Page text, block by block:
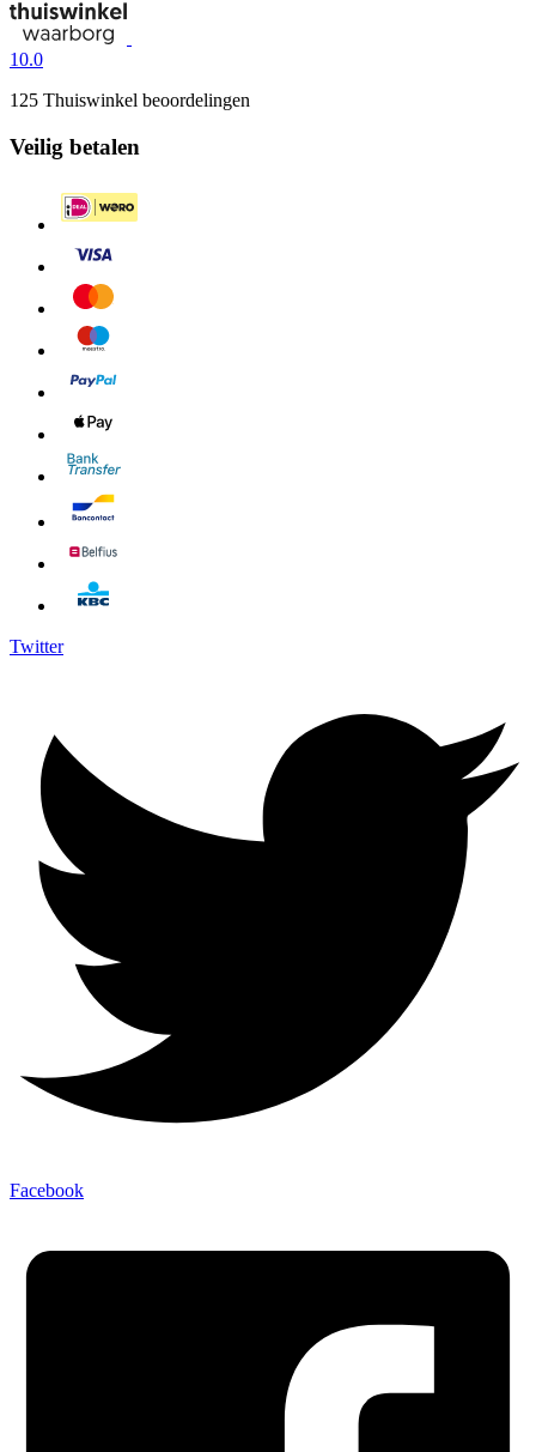
10.0
125 Thuiswinkel beoordelingen
Veilig betalen
Twitter
Facebook